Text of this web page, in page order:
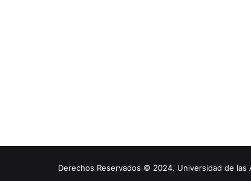
Derechos Reservados © 2024. Universidad de las